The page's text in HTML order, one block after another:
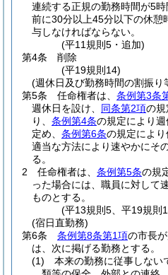
連続する正規の勤務時間が5
前に30分以上45分以下の休憩
与しなければならない。
(平11規則5・追加)
第4条
削除
(平19規則14)
(週休日及び勤務時間の割振り
第5条
任命権者は、 条例第3条
週休日を設け、 同条第2項の規
り、 条例第4条の規定により
定め、 条例第6条の規定により
適当な方法により速やかにそ
る。
2
任命権者は、 条例第5条の規
った場合には、職員に対して
ものとする。
(平13規則5、平19規則
(宿日直勤務)
第6条
条例第8条第1項の市長
は、次に掲げる勤務とする。
(1)
本来の勤務に従事しない